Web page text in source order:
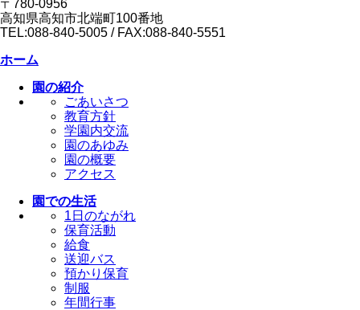
〒780-0956
高知県高知市北端町100番地
TEL:088-840-5005 / FAX:088-840-5551
ホーム
園の紹介
ごあいさつ
教育方針
学園内交流
園のあゆみ
園の概要
アクセス
園での生活
1日のながれ
保育活動
給食
送迎バス
預かり保育
制服
年間行事